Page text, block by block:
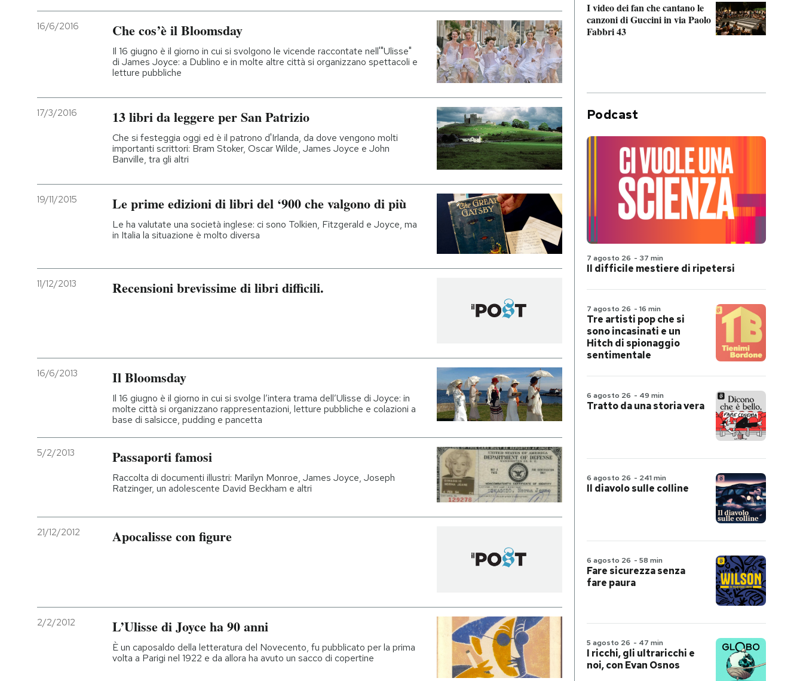
16/6/2016 Che cos’è il Bloomsday
Il 16 giugno è il giorno in cui si svolgono le vicende raccontate nell'"Ulisse"
di James Joyce: a Dublino e in molte altre città si organizzano spettacoli e
letture pubbliche
17/3/2016 13 libri da leggere per San Patrizio
Che si festeggia oggi ed è il patrono d'Irlanda, da dove vengono molti
importanti scrittori: Bram Stoker, Oscar Wilde, James Joyce e John
Banville, tra gli altri
19/11/2015 Le prime edizioni di libri del ‘900 che valgono di più
Le ha valutate una società inglese: ci sono Tolkien, Fitzgerald e Joyce, ma
in Italia la situazione è molto diversa
11/12/2013 Recensioni brevissime di libri difficili.
16/6/2013 Il Bloomsday
Il 16 giugno è il giorno in cui si svolge l’intera trama dell’Ulisse di Joyce: in
molte città si organizzano rappresentazioni, letture pubbliche e colazioni a
base di salsicce, pudding e pancetta
5/2/2013 Passaporti famosi
Raccolta di documenti illustri: Marilyn Monroe, James Joyce, Joseph
Ratzinger, un adolescente David Beckham e altri
21/12/2012 Apocalisse con figure
2/2/2012 L’Ulisse di Joyce ha 90 anni
È un caposaldo della letteratura del Novecento, fu pubblicato per la prima
volta a Parigi nel 1922 e da allora ha avuto un sacco di copertine
I video dei fan che cantano le
canzoni di Guccini in via Paolo
Fabbri 43
Podcast
7 agosto 26 - 37 min
Il difficile mestiere di ripetersi
7 agosto 26 - 16 min
Tre artisti pop che si
sono incasinati e un
Hitch di spionaggio
sentimentale
6 agosto 26 - 49 min
Tratto da una storia vera
6 agosto 26 - 241 min
Il diavolo sulle colline
6 agosto 26 - 58 min
Fare sicurezza senza
fare paura
5 agosto 26 - 47 min
I ricchi, gli ultraricchi e
noi, con Evan Osnos